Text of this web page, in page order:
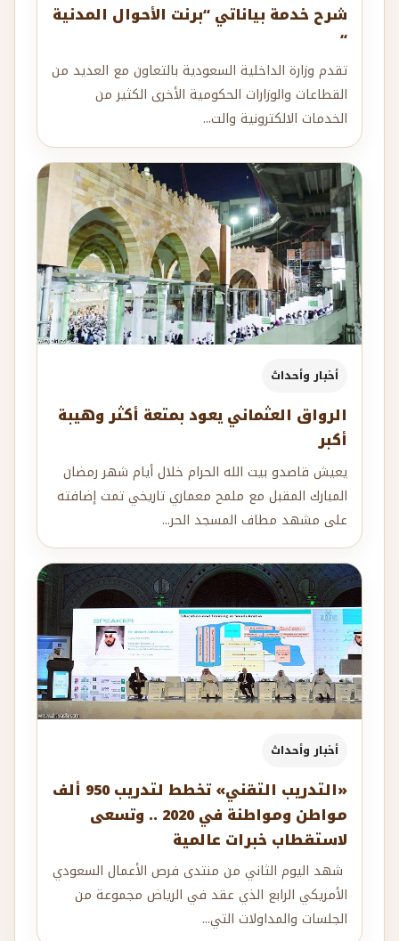
شرح خدمة بياناتي “برنت الأحوال المدنية
“
تقدم وزارة الداخلية السعودية بالتعاون مع العديد من
القطاعات والوزارات الحكومية الأخرى الكثير من
الخدمات الالكترونية والت...
أخبار وأحداث
الرواق العثماني يعود بمتعة أكثر وهيبة
أكبر
يعيش قاصدو بيت الله الحرام خلال أيام شهر رمضان
المبارك المقبل مع ملمح معماري تاريخي تمت إضافته
على مشهد مطاف المسجد الحر...
أخبار وأحداث
«التدريب التقني» تخطط لتدريب 950 ألف
مواطن ومواطنة في 2020 .. وتسعى
لاستقطاب خبرات عالمية
شهد اليوم الثاني من منتدى فرص الأعمال السعودي
الأمريكي الرابع الذي عقد في الرياض مجموعة من
الجلسات والمداولات التي...